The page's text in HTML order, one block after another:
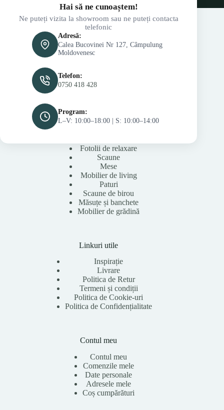
Hai să ne cunoaștem!
Ne puteți vizita la showroom sau ne puteți contacta
telefonic
Adresă:
Calea Bucovinei Nr 127, Câmpulung
Moldovenesc
Telefon:
0750 418 428
Program:
L–V: 10:00–18:00 | S: 10:00–14:00
Fotolii de relaxare
Scaune
Mese
Mobilier de living
Paturi
Scaune de birou
Măsuțe și banchete
Mobilier de grădină
Linkuri utile
Inspirație
Livrare
Politica de Retur
Termeni și condiții
Politica de Cookie-uri
Politica de Confidențialitate
Contul meu
Contul meu
Comenzile mele
Date personale
Adresele mele
Coș cumpărături